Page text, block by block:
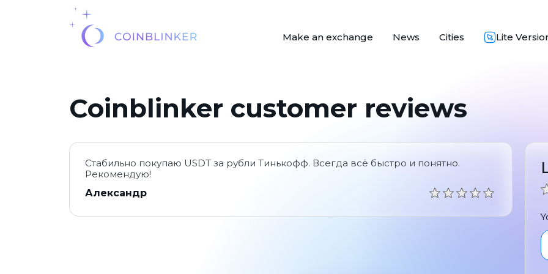
Make an exchange News Cities Lite
Coinblinker customer reviews
Стабильно покупаю USDT за рубли Тинькофф. Всегда всё быстро и понятно.
Рекомендую!
Александр